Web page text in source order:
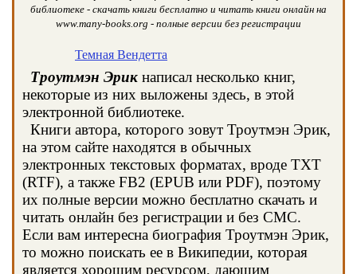
библиотеке - скачать книги бесплатно и читать книги онлайн на
www.many-books.org - полные версии без регистрации
Темная Вендетта
Троутмэн Эрик написал несколько книг,
некоторые из них выложены здесь, в этой
электронной библиотеке.
Книги автора, которого зовут Троутмэн Эрик,
на этом сайте находятся в обычных
электронных текстовых форматах, вроде TXT
(RTF), а также FB2 (EPUB или PDF), поэтому
их полные версии можно бесплатно скачать и
читать онлайн без регистрации и без СМС.
Если вам интересна биография Троутмэн Эрик,
то можно поискать ее в Википедии, которая
является хорошим ресурсом, дающим